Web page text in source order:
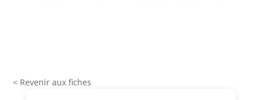
< Revenir aux fiches